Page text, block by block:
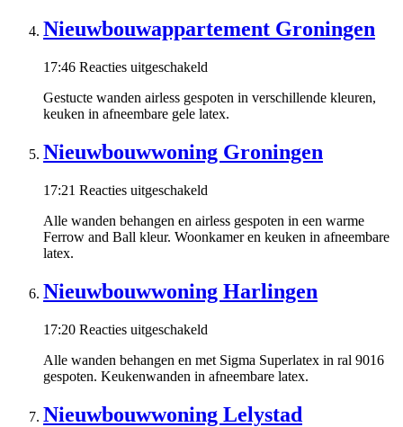
Nieuwbouwappartement Groningen
17:46 Reacties uitgeschakeld
Groningen
Gestucte wanden airless gespoten in verschillende kleuren,
keuken in afneembare gele latex.
Nieuwbouwwoning Groningen
17:21 Reacties uitgeschakeld
Groningen
Alle wanden behangen en airless gespoten in een warme
Ferrow and Ball kleur. Woonkamer en keuken in afneembare
latex.
Nieuwbouwwoning Harlingen
17:20 Reacties uitgeschakeld
Harlingen
Alle wanden behangen en met Sigma Superlatex in ral 9016
gespoten. Keukenwanden in afneembare latex.
Nieuwbouwwoning Lelystad